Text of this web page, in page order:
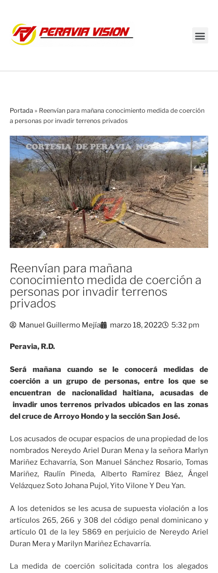
Portada » Reenvían para mañana conocimiento medida de coerción
a personas por invadir terrenos privados
Reenvían para mañana
conocimiento medida de coerción a
personas por invadir terrenos
privados
Manuel Guillermo Mejía marzo 18, 2022 5:32 pm
Peravia, R.D.
Será mañana cuando se le conocerá medidas de
coerción a un grupo de personas, entre los que se
encuentran de nacionalidad haitiana, acusadas de
invadir unos terrenos privados ubicados en las zonas
del cruce de Arroyo Hondo y la sección San José.
Los acusados de ocupar espacios de una propiedad de los
nombrados Nereydo Ariel Duran Mena y la señora Marlyn
Mariñez Echavarría, Son Manuel Sánchez Rosario, Tomas
Mariñez, Raulín Pineda, Alberto Ramírez Báez, Ángel
Velázquez Soto Johana Pujol, Yito Vilone Y Deu Yan.
A los detenidos se les acusa de supuesta violación a los
artículos 265, 266 y 308 del código penal dominicano y
artículo 01 de la ley 5869 en perjuicio de Nereydo Ariel
Duran Mera y Marilyn Mariñez Echavarría.
La medida de coerción solicitada contra los alegados